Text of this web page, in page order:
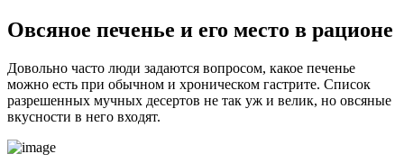
Овсяное печенье и его место в рационе
Довольно часто люди задаются вопросом, какое печенье
можно есть при обычном и хроническом гастрите. Список
разрешенных мучных десертов не так уж и велик, но овсяные
вкусности в него входят.